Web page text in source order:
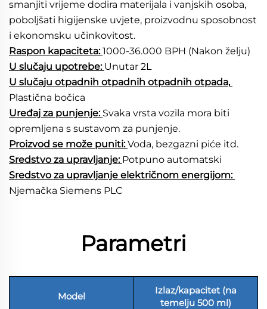
smanjiti vrijeme dodira materijala i vanjskih osoba,
poboljšati higijenske uvjete, proizvodnu sposobnost
i ekonomsku učinkovitost.
Raspon kapaciteta: 1000-36.000 BPH (Nakon želju)
U slučaju upotrebe: Unutar 2L
U slučaju otpadnih otpadnih otpadnih otpada,
Plastična bočica
Uređaj za punjenje: Svaka vrsta vozila mora biti
opremljena s sustavom za punjenje.
Proizvod se može puniti: Voda, bezgazni piće itd.
Sredstvo za upravljanje: Potpuno automatski
Sredstvo za upravljanje električnom energijom:
Njemačka Siemens PLC
Parametri
Model
Izlaz/kapacitet (na
temelju 500 ml)